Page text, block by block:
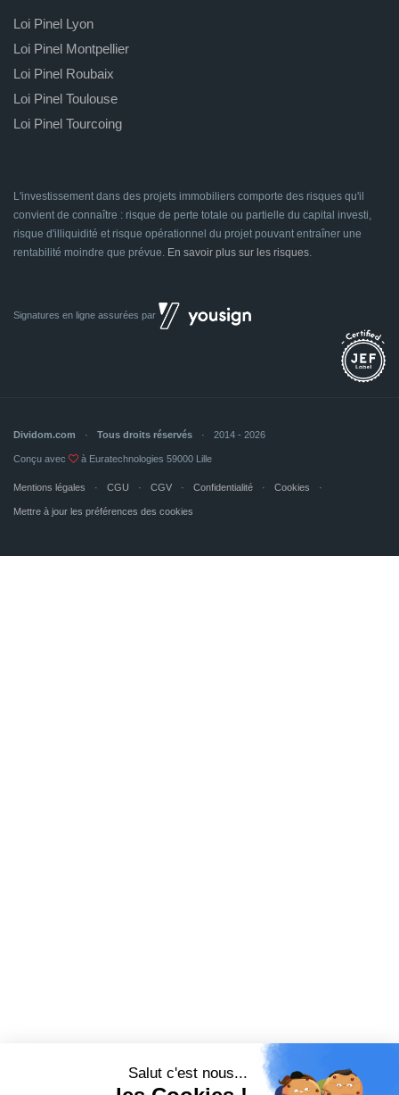
Loi Pinel Lyon
Loi Pinel Montpellier
Loi Pinel Roubaix
Loi Pinel Toulouse
Loi Pinel Tourcoing
L'investissement dans des projets immobiliers comporte des risques qu'il
convient de connaître : risque de perte totale ou partielle du capital investi,
risque d'illiquidité et risque opérationnel du projet pouvant entraîner une
rentabilité moindre que prévue. En savoir plus sur les risques.
Signatures en ligne assurées par
Dividom.com Tous droits réservés 2014 - 2026
Conçu avec à Euratechnologies 59000 Lille
Mentions légales CGU CGV Confidentialité Cookies
Mettre à jour les préférences des cookies